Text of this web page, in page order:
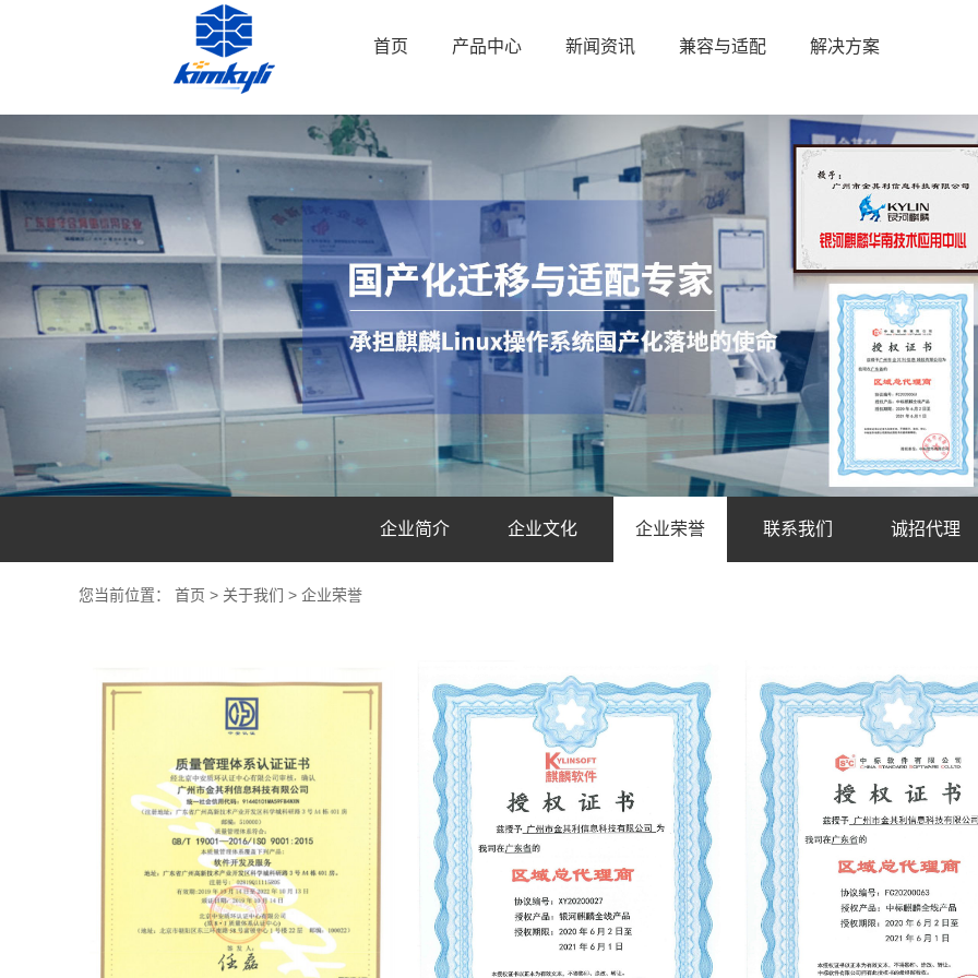
首页 产品中心 新闻资讯 兼容与适配 解决方案
企业简介 企业文化 企业荣誉 联系我们 诚招代理
您当前位置： 首页 > 关于我们 > 企业荣誉